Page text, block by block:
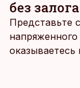
без
Представьте